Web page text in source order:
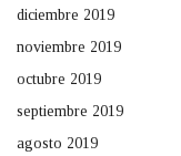
diciembre 2019
noviembre 2019
octubre 2019
septiembre 2019
agosto 2019